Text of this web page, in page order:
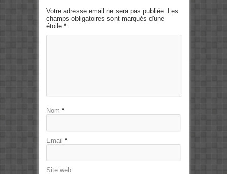
Votre adresse email ne sera pas publiée. Les
champs obligatoires sont marqués d'une
étoile *
Nom *
Email *
Site web